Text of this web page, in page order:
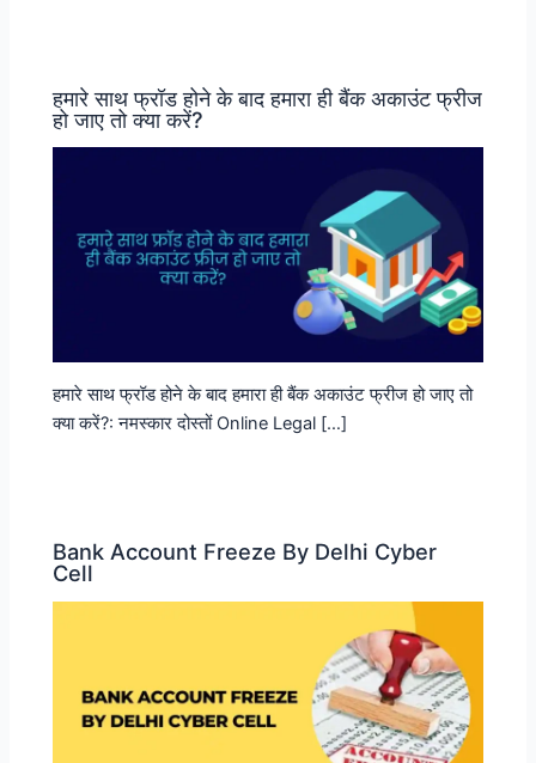
हमारे साथ फ्रॉड होने के बाद हमारा ही बैंक अकाउंट फ्रीज
हो जाए तो क्या करें?
हमारे साथ फ्रॉड होने के बाद हमारा ही बैंक अकाउंट फ्रीज हो जाए तो
क्या करें?: नमस्कार दोस्तों Online Legal […]
Bank Account Freeze By Delhi Cyber
Cell